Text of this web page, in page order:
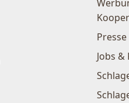
Presse
Jobs